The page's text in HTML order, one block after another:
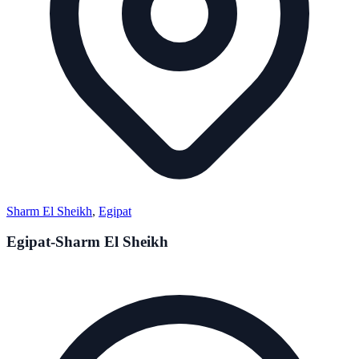
Sharm El Sheikh, Egipat
Egipat-Sharm El Sheikh